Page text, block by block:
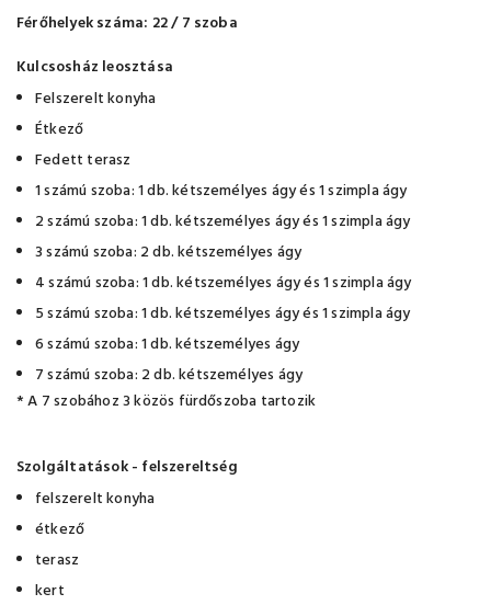
Férőhelyek száma: 22 / 7 szoba
Kulcsosház leosztása
Felszerelt konyha
Étkező
Fedett terasz
1 számú szoba: 1 db. kétszemélyes ágy és 1 szimpla ágy
2 számú szoba: 1 db. kétszemélyes ágy és 1 szimpla ágy
3 számú szoba: 2 db. kétszemélyes ágy
4 számú szoba: 1 db. kétszemélyes ágy és 1 szimpla ágy
5 számú szoba: 1 db. kétszemélyes ágy és 1 szimpla ágy
6 számú szoba: 1 db. kétszemélyes ágy
7 számú szoba: 2 db. kétszemélyes ágy
* A 7 szobához 3 közös fürdőszoba tartozik
Szolgáltatások - felszereltség
felszerelt konyha
étkező
terasz
kert